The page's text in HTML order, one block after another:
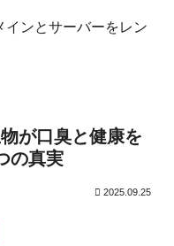
インとサーバーをレン
が口臭と健康を
の真実
2025.09.25